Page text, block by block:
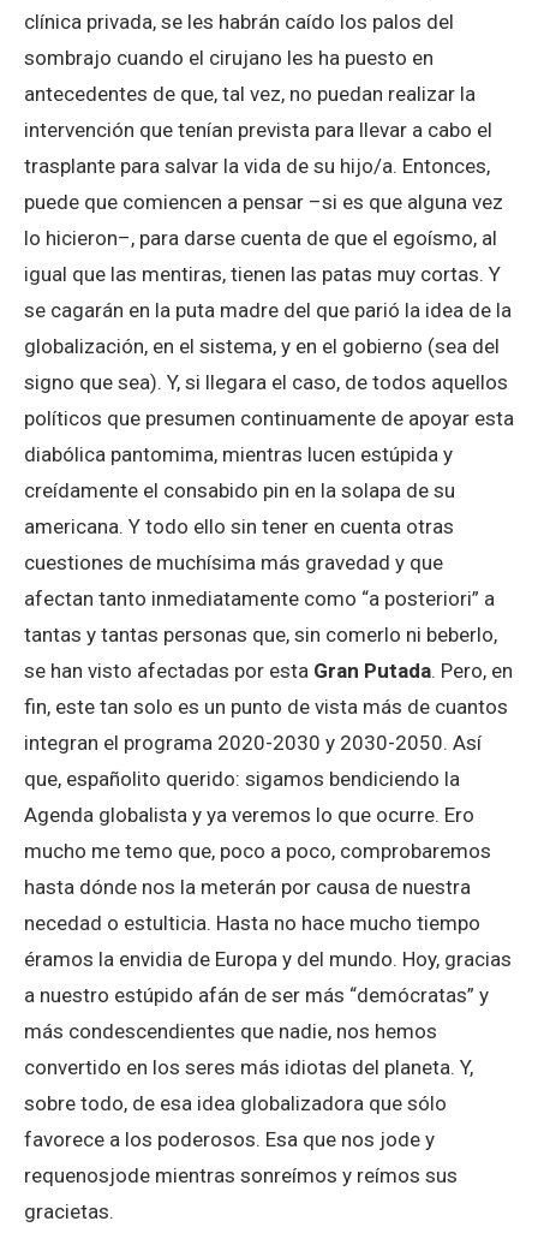
clínica privada, se les habrán caído los palos del
sombrajo cuando el cirujano les ha puesto en
antecedentes de que, tal vez, no puedan realizar la
intervención que tenían prevista para llevar a cabo el
trasplante para salvar la vida de su hijo/a. Entonces,
puede que comiencen a pensar –si es que alguna vez
lo hicieron–, para darse cuenta de que el egoísmo, al
igual que las mentiras, tienen las patas muy cortas. Y
se cagarán en la puta madre del que parió la idea de la
globalización, en el sistema, y en el gobierno (sea del
signo que sea). Y, si llegara el caso, de todos aquellos
políticos que presumen continuamente de apoyar esta
diabólica pantomima, mientras lucen estúpida y
creídamente el consabido pin en la solapa de su
americana. Y todo ello sin tener en cuenta otras
cuestiones de muchísima más gravedad y que
afectan tanto inmediatamente como “a posteriori” a
tantas y tantas personas que, sin comerlo ni beberlo,
se han visto afectadas por esta Gran Putada. Pero, en
fin, este tan solo es un punto de vista más de cuantos
integran el programa 2020-2030 y 2030-2050. Así
que, españolito querido: sigamos bendiciendo la
Agenda globalista y ya veremos lo que ocurre. Ero
mucho me temo que, poco a poco, comprobaremos
hasta dónde nos la meterán por causa de nuestra
necedad o estulticia. Hasta no hace mucho tiempo
éramos la envidia de Europa y del mundo. Hoy, gracias
a nuestro estúpido afán de ser más “demócratas” y
más condescendientes que nadie, nos hemos
convertido en los seres más idiotas del planeta. Y,
sobre todo, de esa idea globalizadora que sólo
favorece a los poderosos. Esa que nos jode y
requenosjode mientras sonreímos y reímos sus
gracietas.